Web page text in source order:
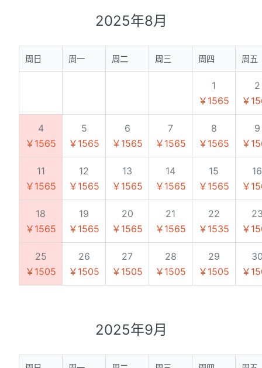
2025年8月
周日 周一 周二 周三 周四 周五
1
￥1565
2
￥
4
￥1565
5
￥1565
6
￥1565
7
￥1565
8
￥1565
9
￥
11
￥1565
12
￥1565
13
￥1565
14
￥1565
15
￥1565
16
￥
18
￥1565
19
￥1565
20
￥1565
21
￥1565
22
￥1535
￥
25
￥1505
26
￥1505
27
￥1505
28
￥1505
29
￥1505
￥
2025年9月